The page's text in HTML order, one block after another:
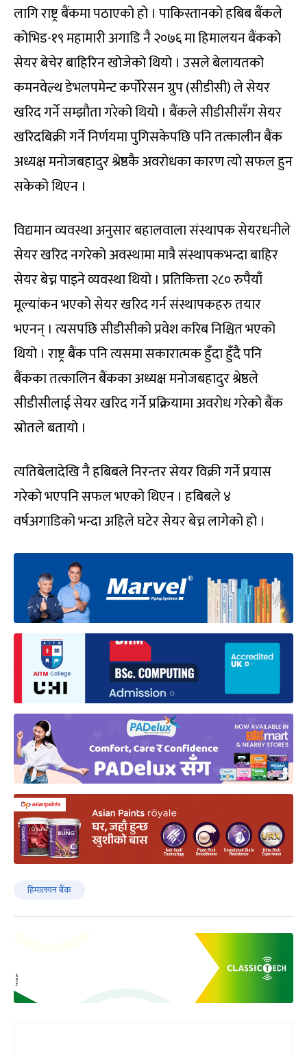
लागि राष्ट्र बैंकमा पठाएको हो । पाकिस्तानको हबिब बैंकले
कोभिड-१९ महामारी अगाडि नै २०७६ मा हिमालयन बैंकको
सेयर बेचेर बाहिरिन खोजेको थियो । उसले बेलायतको
कमनवेल्थ डेभलपमेन्ट कर्पोरेसन ग्रुप (सीडीसी) ले सेयर
खरिद गर्ने सम्झौता गरेको थियो । बैंकले सीडीसीसँग सेयर
खरिदबिक्री गर्ने निर्णयमा पुगिसकेपछि पनि तत्कालीन बैंक
अध्यक्ष मनोजबहादुर श्रेष्ठकै अवरोधका कारण त्यो सफल हुन
सकेको थिएन ।
विद्यमान व्यवस्था अनुसार बहालवाला संस्थापक सेयरधनीले
सेयर खरिद नगरेको अवस्थामा मात्रै संस्थापकभन्दा बाहिर
सेयर बेच्न पाइने व्यवस्था थियो । प्रतिकित्ता २८० रुपैयाँ
मूल्यांकन भएको सेयर खरिद गर्न संस्थापकहरु तयार
भएनन् । त्यसपछि सीडीसीको प्रवेश करिब निश्चित भएको
थियो । राष्ट्र बैंक पनि त्यसमा सकारात्मक हुँदा हुँदै पनि
बैंकका तत्कालिन बैंकका अध्यक्ष मनोजबहादुर श्रेष्ठले
सीडीसीलाई सेयर खरिद गर्ने प्रक्रियामा अवरोध गरेको बैंक
स्रोतले बतायो ।
त्यतिबेलादेखि नै हबिबले निरन्तर सेयर विक्री गर्ने प्रयास
गरेको भएपनि सफल भएको थिएन । हबिबले ४
वर्षअगाडिको भन्दा अहिले घटेर सेयर बेच्न लागेको हो ।
हिमालयन बैंक